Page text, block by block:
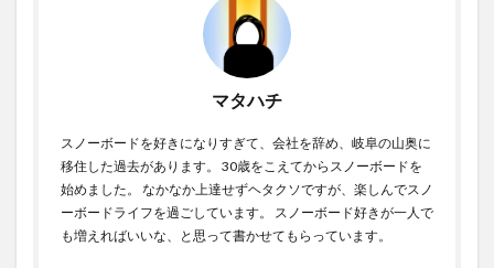
マタハチ
スノーボードを好きになりすぎて、会社を辞め、岐阜の山奥に
移住した過去があります。 30歳をこえてからスノーボードを
始めました。 なかなか上達せずヘタクソですが、楽しんでスノ
ーボードライフを過ごしています。 スノーボード好きが一人で
も増えればいいな、と思って書かせてもらっています。